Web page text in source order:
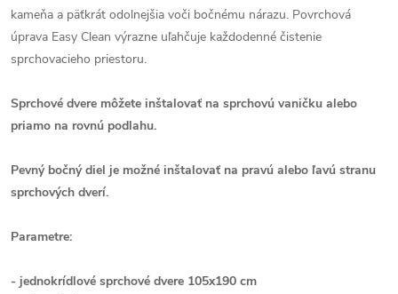
kameňa a päťkrát odolnejšia voči bočnému nárazu. Povrchová
úprava Easy Clean výrazne uľahčuje každodenné čistenie
sprchovacieho priestoru.
Sprchové dvere môžete inštalovať na sprchovú vaničku alebo
priamo na rovnú podlahu.
Pevný bočný diel je možné inštalovať na pravú alebo ľavú stranu
sprchových dverí.
Parametre:
- jednokrídlové sprchové dvere 105x190 cm